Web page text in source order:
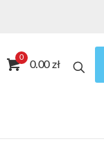
0
0.00 zł